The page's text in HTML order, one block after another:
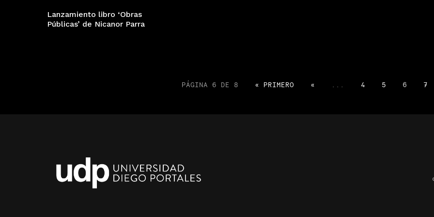
Lanzamiento libro ‘Obras
Públicas’ de Nicanor Parra
PÁGINA 6 DE 8 « PRIMERO « 4 5 6 7